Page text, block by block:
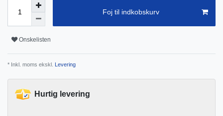
Foj til indkobskurv
Onskelisten
* Inkl. moms ekskl. Levering
Hurtig levering